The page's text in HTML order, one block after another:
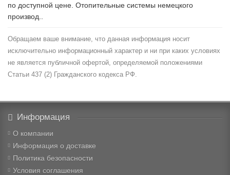
по доступной цене. Отопительные системы немецкого
производ..
Обращаем ваше внимание, что данная информация носит
исключительно информационный характер и ни при каких условиях
не является публичной офертой, определяемой положениями
Статьи 437 (2) Гражданского кодекса РФ.
Информация
О компании
Информация о доставке
Политика безопасности
Условия соглашения